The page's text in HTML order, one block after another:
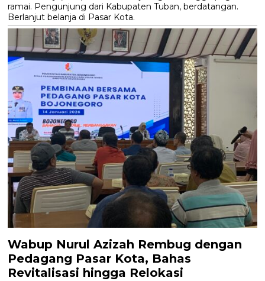
ramai. Pengunjung dari Kabupaten Tuban, berdatangan.
Berlanjut belanja di Pasar Kota.
Wabup Nurul Azizah Rembug dengan
Pedagang Pasar Kota, Bahas
Revitalisasi hingga Relokasi